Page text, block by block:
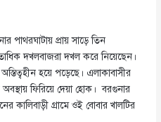
পাথরঘাটায় প্রায় সাড়ে তিন
দখলবাজরা দখল করে নিয়েছেন।
হয়ে পড়েছে। এলাকাবাসীর
ফিরিয়ে দেয়া হোক। বরগুনার
কালিবাড়ী গ্রামে ওই বোবার খালটির